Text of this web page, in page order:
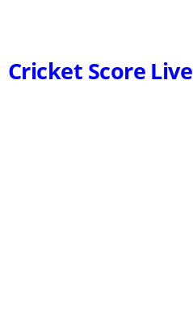
Cricket Score Live